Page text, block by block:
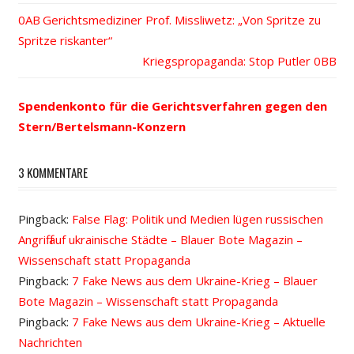
Beitrags-
Vorheriger
Beitrag:
Gerichtsmediziner Prof. Missliwetz: „Von Spritze zu
Spritze riskanter“
Nächster
Kriegspropaganda: Stop Putler
Spendenkonto für die Gerichtsverfahren gegen den
Stern/Bertelsmann-Konzern
3 KOMMENTARE
Pingback: False Flag: Politik und Medien lügen russischen
Angriff auf ukrainische Städte – Blauer Bote Magazin –
Wissenschaft statt Propaganda
Pingback: 7 Fake News aus dem Ukraine-Krieg – Blauer
Bote Magazin – Wissenschaft statt Propaganda
Pingback: 7 Fake News aus dem Ukraine-Krieg – Aktuelle
Nachrichten